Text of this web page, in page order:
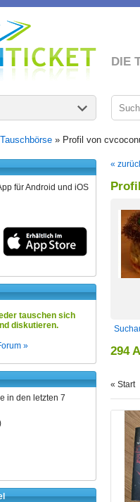
DIE
Tauschbörse » Profil von
für Android und iOS
tauschen sich
diskutieren.
»
in den letzten 7
«
294
« Start